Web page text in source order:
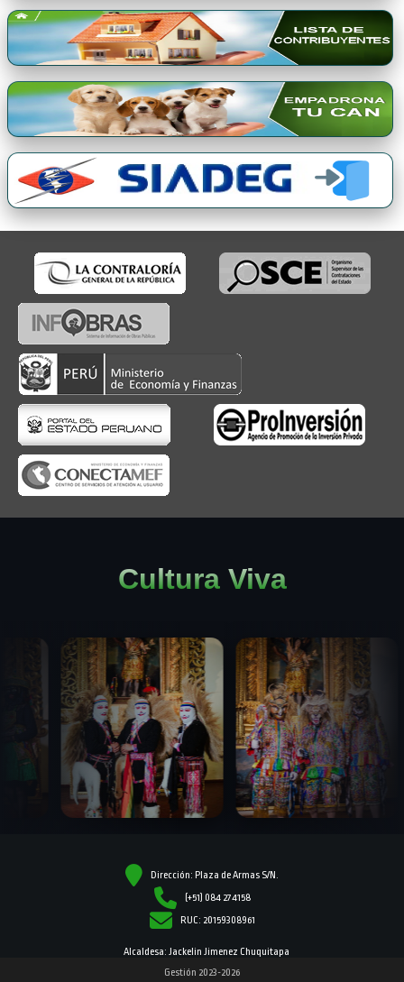
Cultura Viva
Dirección: Plaza de Armas S/N.
(+51) 084 274158
RUC: 20159308961
Alcaldesa: Jackelin Jimenez Chuquitapa
Gestión 2023-2026